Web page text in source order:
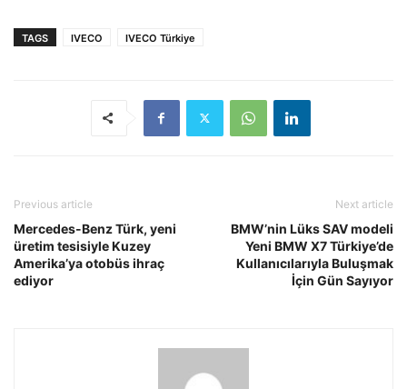
TAGS IVECO IVECO Türkiye
Previous article
Mercedes-Benz Türk, yeni
üretim tesisiyle Kuzey
Amerika’ya otobüs ihraç
ediyor
Next article
BMW’nin Lüks SAV modeli
Yeni BMW X7 Türkiye’de
Kullanıcılarıyla Buluşmak
İçin Gün Sayıyor